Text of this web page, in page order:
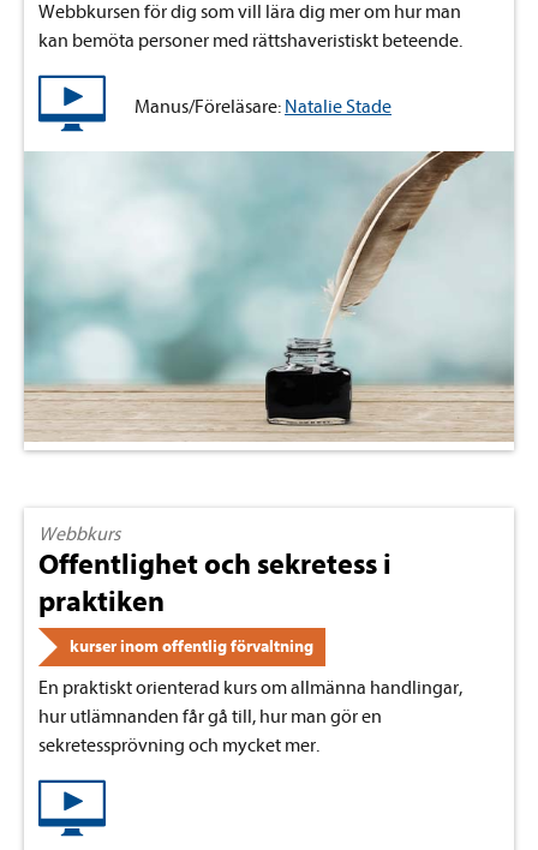
Webbkursen för dig som vill lära dig mer om hur man
kan bemöta personer med rättshaveristiskt beteende.
Manus/Föreläsare: Natalie Stade
Webbkurs
Offentlighet och sekretess i
praktiken
kurser inom offentlig förvaltning
En praktiskt orienterad kurs om allmänna handlingar,
hur utlämnanden får gå till, hur man gör en
sekretessprövning och mycket mer.